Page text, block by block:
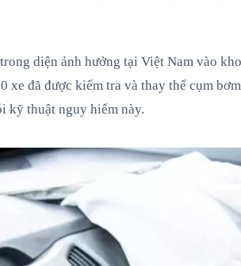
diện ảnh hưởng tại Việt Nam vào
xe đã được kiểm tra và thay thế cụm
kỹ thuật nguy hiểm này.